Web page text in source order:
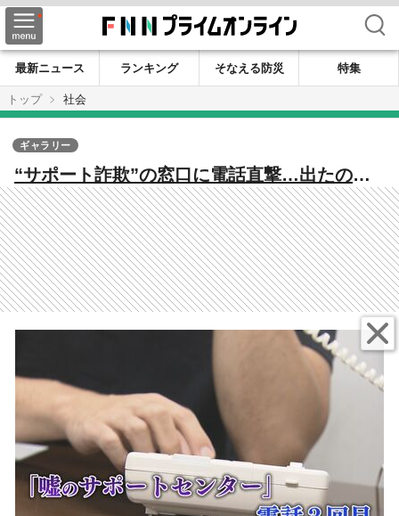
検索
最新ニュース ランキング そなえる防災
特集
トップ
社会
“サポート詐欺”の窓口に電話直撃…出たの
は“3人のマイク・ミラー”？ 県内でも約1500
万円被害【福岡発】
ギャラリー